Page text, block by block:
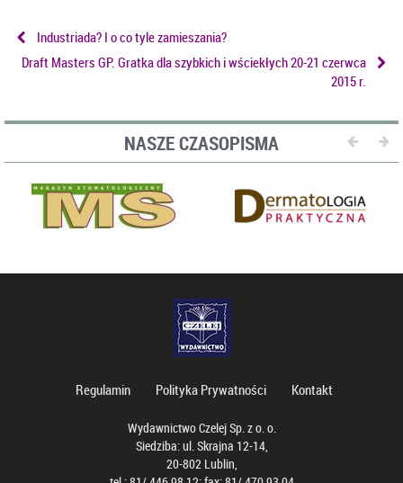
Industriada? I o co tyle zamieszania?
Draft Masters GP. Gratka dla szybkich i wściekłych 20-21 czerwca
2015 r.
NASZE CZASOPISMA
Regulamin Polityka Prywatności Kontakt
Wydawnictwo Czelej Sp. z o. o.
Siedziba: ul. Skrajna 12-14,
20-802 Lublin,